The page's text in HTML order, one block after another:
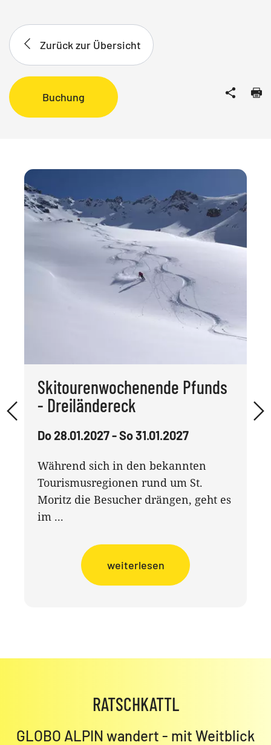
Zurück zur Übersicht
Buchung
Skitourenwochenende Pfunds
- Dreiländereck
Do 28.01.2027 - So 31.01.2027
Während sich in den bekannten
Tourismusregionen rund um St.
Moritz die Besucher drängen, geht es
im ...
weiterlesen
RATSCHKATTL
GLOBO ALPIN wandert - mit Weitblick